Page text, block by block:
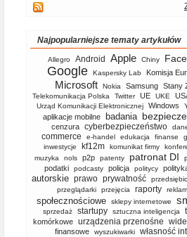
Najpopularniejsze tematy artykułów
Allegro Android Apple Chiny
Google Kaspersky Lab Komisja
Microsoft Nokia Samsung Stany
Telekomunikacja Polska Twitter UE UKE
Urząd Komunikacji Elektronicznej Windows
aplikacje mobilne badania
cenzura cyberbezpieczeństwo
commerce
e-handel edukacja finanse
inwestycje kf12m komunikat firmy
muzyka nols p2p patenty patronat DI
podatki podcasty policja politycy
autorskie prawo prywatność
przeglądarki
przejęcia raporty
społecznościowe
sklepy internetowe
sprzedaż
startupy sztuczna inteligencja
komórkowe
urządzenia przenośne
finansowe
wyszukiwarki własność